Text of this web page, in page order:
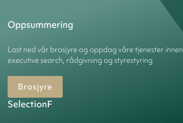
Oppsummering
Last ned vår brosjyre og oppdag våre tjenester innen
executive search, rådgivning og styrestyring
Brosjyre
SelectionF